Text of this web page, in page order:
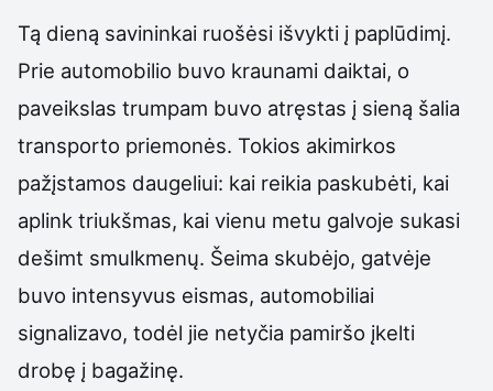
Tą dieną savininkai ruošėsi išvykti į paplūdimį.
Prie automobilio buvo kraunami daiktai, o
paveikslas trumpam buvo atręstas į sieną šalia
transporto priemonės. Tokios akimirkos
pažįstamos daugeliui: kai reikia paskubėti, kai
aplink triukšmas, kai vienu metu galvoje sukasi
dešimt smulkmenų. Šeima skubėjo, gatvėje
buvo intensyvus eismas, automobiliai
signalizavo, todėl jie netyčia pamiršo įkelti
drobę į bagažinę.